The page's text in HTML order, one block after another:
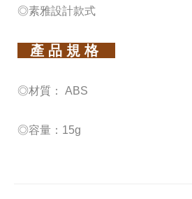
◎素雅設計款式
產 品 規 格
◎材質： ABS
◎容量：15g